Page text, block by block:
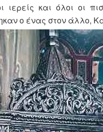
και όλοι οι
ο ένας στον άλλο,